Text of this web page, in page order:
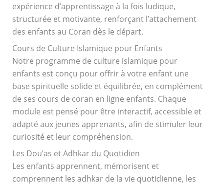
expérience d’apprentissage à la fois ludique,
structurée et motivante, renforçant l’attachement
des enfants au Coran dès le départ.
Cours de Culture Islamique pour Enfants
Notre programme de culture islamique pour
enfants est conçu pour offrir à votre enfant une
base spirituelle solide et équilibrée, en complément
de ses cours de coran en ligne enfants. Chaque
module est pensé pour être interactif, accessible et
adapté aux jeunes apprenants, afin de stimuler leur
curiosité et leur compréhension.
Les Dou’as et Adhkar du Quotidien
Les enfants apprennent, mémorisent et
comprennent les adhkar de la vie quotidienne, les